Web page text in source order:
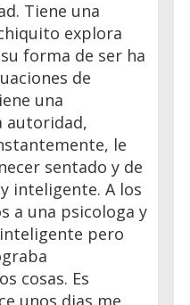
Tiene una
explora
forma de ser ha
de
una
autoridad,
le
sentado y de
inteligente. A los
a una psicologa y
pero
cosas. Es
unos dias me